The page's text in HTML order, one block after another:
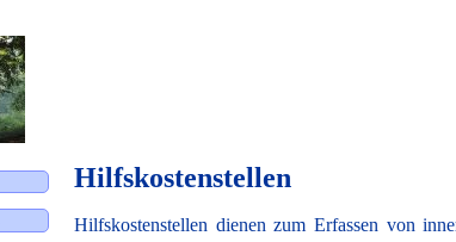
Hilfskostenstellen
Hilfskostenstellen dienen zum Erfassen von